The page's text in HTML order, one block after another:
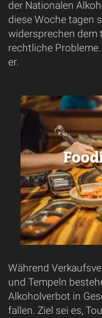
der Nationalen
diese Woche tagen
widersprechen dem
rechtliche
er.
Während
und Tempeln
Alkoholverbot in
fallen. Ziel sei es,